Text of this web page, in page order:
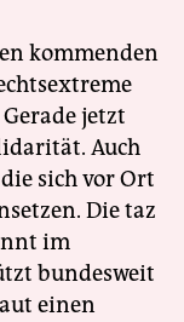
kommenden
jetzt
Auch
sich vor Ort
Die taz
im
bundesweit
einen